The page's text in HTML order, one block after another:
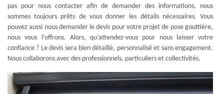
pas pour nous contacter afin de demander des informations, nous
sommes toujours prêts de vous donner les détails nécessaires. Vous
pouvez aussi nous demander le devis pour votre projet de pose gouttière,
nous vous l’offrons. Alors, qu’attendez-vous pour nous laisser votre
confiance ? Le devis sera bien détaillé, personnalisé et sans engagement.
Nous collaborons avec des professionnels, particuliers et collectivités.